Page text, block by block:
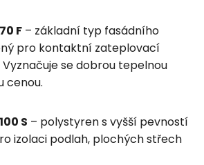
F – základní typ fasádního
pro kontaktní zateplovací
Vyznačuje se dobrou tepelnou
cenou.
S – polystyren s vyšší pevností
izolaci podlah, plochých střech